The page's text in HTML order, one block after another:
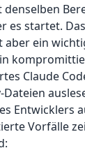
denselben
es startet.
aber ein
Claude
Entwicklers
Vorfälle